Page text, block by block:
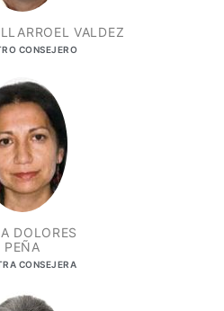
VALDEZ
CONSEJERO
DOLORES
PEÑA​
CONSEJERA